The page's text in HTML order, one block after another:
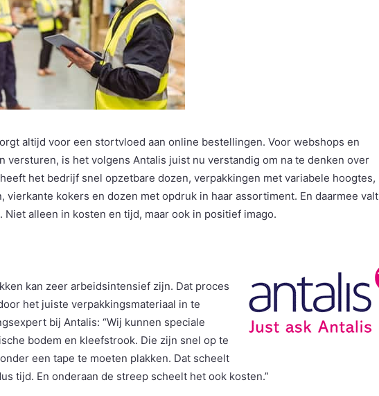
altijd voor een stortvloed aan online bestellingen. Voor webshops en
versturen, is het volgens Antalis juist nu verstandig om na te denken over
het bedrijf snel opzetbare dozen, verpakkingen met variabele hoogtes,
vierkante kokers en dozen met opdruk in haar assortiment. En daarmee valt
alleen in kosten en tijd, maar ook in positief imago.
kan zeer arbeidsintensief zijn. Dat proces
het juiste verpakkingsmateriaal in te
bij Antalis: “Wij kunnen speciale
bodem en kleefstrook. Die zijn snel op te
een tape te moeten plakken. Dat scheelt
tijd. En onderaan de streep scheelt het ook kosten.”